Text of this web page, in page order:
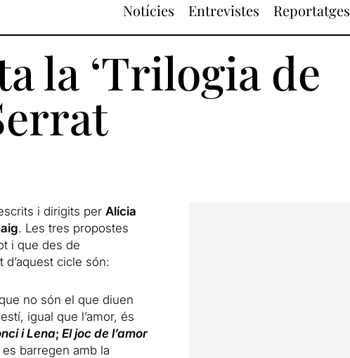
Notícies Entrevistes Reportatges
la ‘Trilogia de
i dirigits per Alícia
. Les tres propostes
i que des de
cicle són:
no són el que diuen
igual que l’amor, és
i Lena; El joc de l’amor
barregen amb la